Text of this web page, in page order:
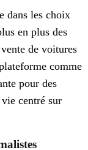
dans les choix
en plus des
de voitures
comme
pour des
centré sur